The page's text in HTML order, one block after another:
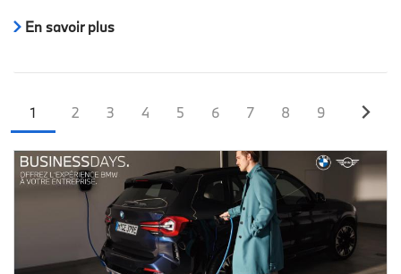
En savoir plus
Page
courante
1 Page
2 Page
3 Page
4 Page
5 Page
6 Page
7 Page
8 Page
9